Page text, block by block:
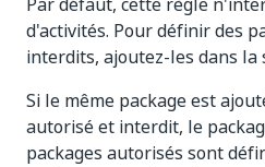
d'activités. Pour définir des
interdits, ajoutez-les dans la
Si le même package est
autorisé et interdit, le
packages autorisés sont